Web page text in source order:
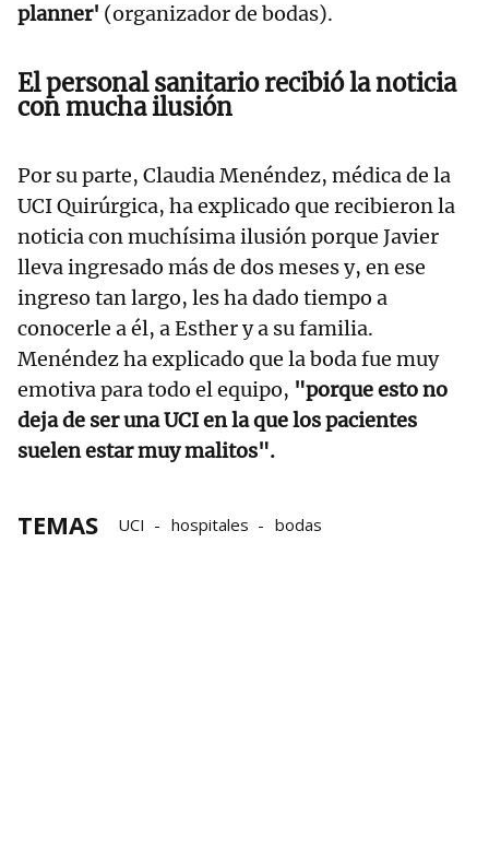
planner' (organizador de bodas).
El personal sanitario recibió la noticia
con mucha ilusión
Por su parte, Claudia Menéndez, médica de la
UCI Quirúrgica, ha explicado que recibieron la
noticia con muchísima ilusión porque Javier
lleva ingresado más de dos meses y, en ese
ingreso tan largo, les ha dado tiempo a
conocerle a él, a Esther y a su familia.
Menéndez ha explicado que la boda fue muy
emotiva para todo el equipo, "porque esto no
deja de ser una UCI en la que los pacientes
suelen estar muy malitos".
TEMAS UCI hospitales bodas